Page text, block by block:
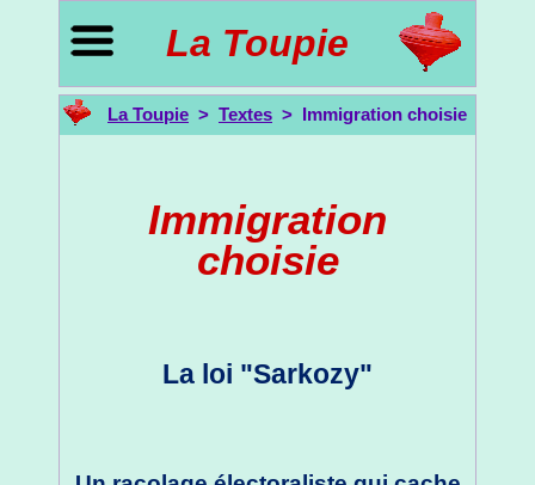
La Toupie
La Toupie > Textes > Immigration choisie
Immigration
choisie
La loi "Sarkozy"